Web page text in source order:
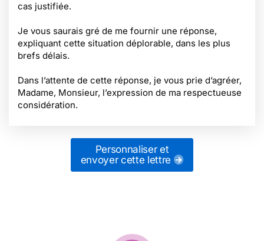
cas justifiée.
Je vous saurais gré de me fournir une réponse,
expliquant cette situation déplorable, dans les plus
brefs délais.
Dans l’attente de cette réponse, je vous prie d’agréer,
Madame, Monsieur, l’expression de ma respectueuse
considération.
Personnaliser et
envoyer cette lettre